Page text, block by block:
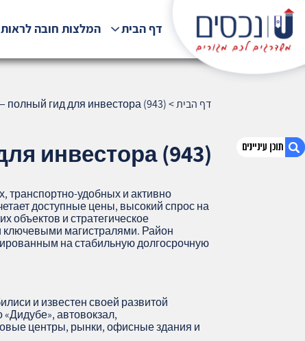
1. Дидубе, Тбилиси — полный гид для
דף הבית המלצות חובה
דף הבית>
гид для инвестора (943)
инвестора (943)
и активно
доступные цены, высокий спрос на
объектов и стратегическое
ключевыми магистралями. Район
на стабильную долгосрочную
и известен своей развитой
автовокзал,
центры, рынки, офисные здания и